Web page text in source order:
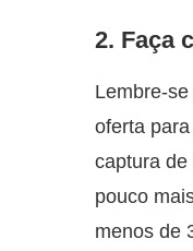
2. Faça
Lembre-
oferta
captura
pouco
menos de